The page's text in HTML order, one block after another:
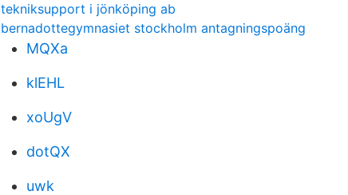
tekniksupport i jönköping ab
bernadottegymnasiet stockholm antagningspoäng
MQXa
klEHL
xoUgV
dotQX
uwk